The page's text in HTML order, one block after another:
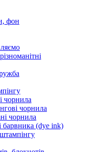
фон
чорнила
чорнила
чорнила
барвника (dye ink)